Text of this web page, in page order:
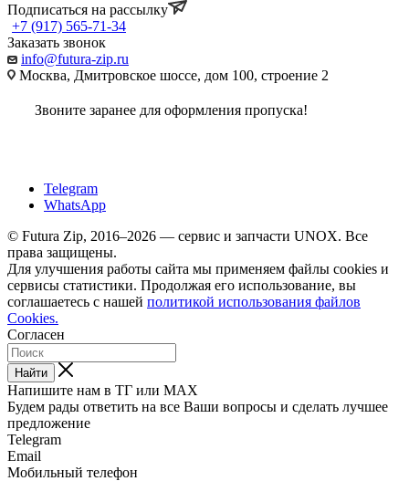
Подписаться на рассылку
+7 (917) 565-71-34
Заказать звонок
info@futura-zip.ru
Москва, Дмитровское шоссе, дом 100, строение 2
Звоните заранее для оформления пропуска!
Telegram
WhatsApp
© Futura Zip, 2016–2026 — сервис и запчасти UNOX. Все
права защищены.
Для улучшения работы сайта мы применяем файлы cookies и
сервисы статистики. Продолжая его использование, вы
соглашаетесь с нашей политикой использования файлов
Cookies.
Согласен
Найти
Напишите нам в ТГ или MAX
Будем рады ответить на все Ваши вопросы и сделать лучшее
предложение
Telegram
Email
Мобильный телефон